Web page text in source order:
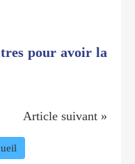
pour avoir la
Article suivant »